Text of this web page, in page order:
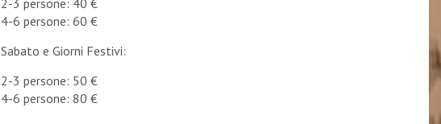
4-6 persone: 60 €
Sabato e Giorni Festivi:
2-3 persone: 50 €
4-6 persone: 80 €